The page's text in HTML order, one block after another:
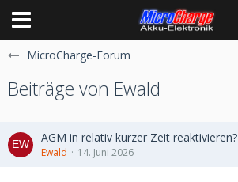
MicroCharge-Forum
Beiträge von Ewald
AGM in relativ kurzer Zeit reaktivieren?
Ewald 14. Juni 2026